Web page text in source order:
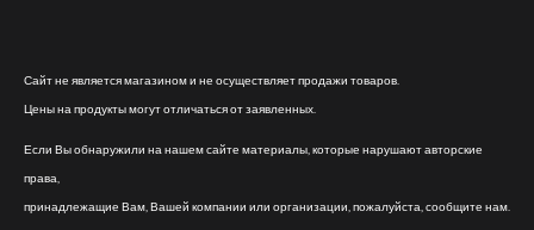
Сайт не является магазином и не осуществляет продажи товаров.
Цены на продукты могут отличаться от заявленных.
Если Вы обнаружили на нашем сайте материалы, которые нарушают авторские
права,
принадлежащие Вам, Вашей компании или организации, пожалуйста, сообщите нам.